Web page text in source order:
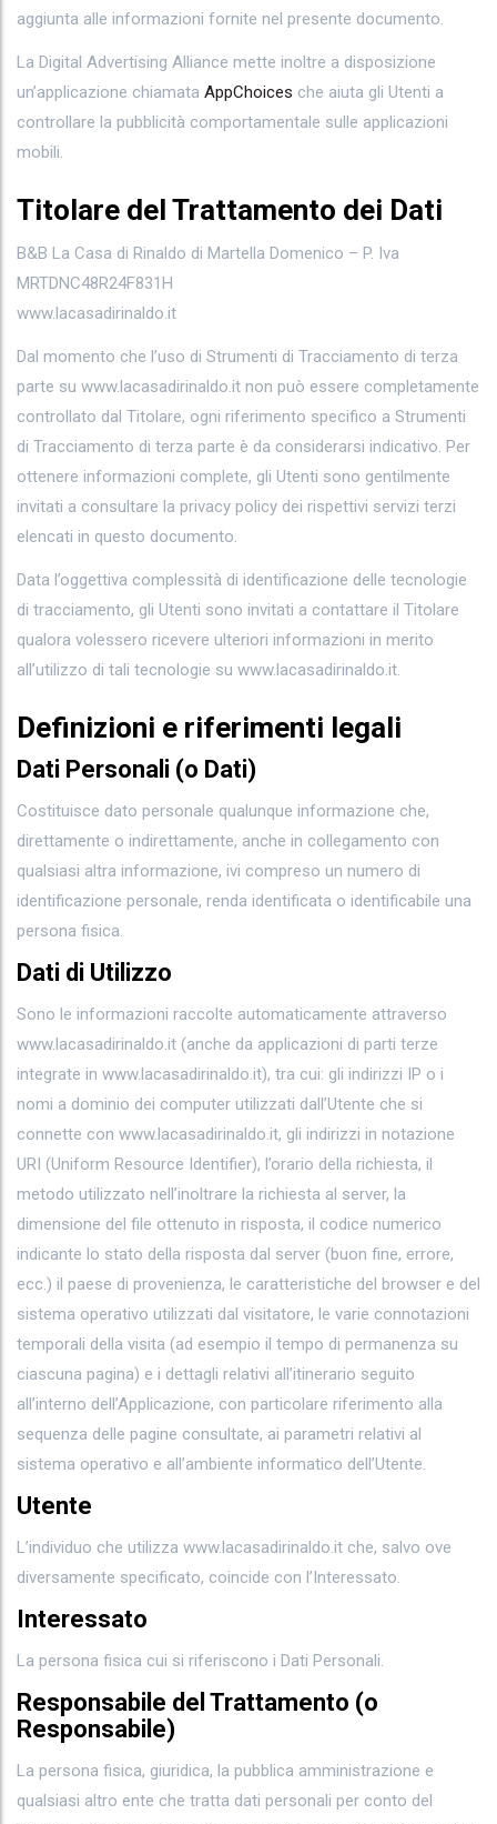
aggiunta alle informazioni fornite nel presente documento.
La Digital Advertising Alliance mette inoltre a disposizione
un’applicazione chiamata AppChoices che aiuta gli Utenti a
controllare la pubblicità comportamentale sulle applicazioni
mobili.
Titolare del Trattamento dei Dati
B&B La Casa di Rinaldo di Martella Domenico – P. Iva
MRTDNC48R24F831H
www.lacasadirinaldo.it
Dal momento che l’uso di Strumenti di Tracciamento di terza
parte su www.lacasadirinaldo.it non può essere completamente
controllato dal Titolare, ogni riferimento specifico a Strumenti
di Tracciamento di terza parte è da considerarsi indicativo. Per
ottenere informazioni complete, gli Utenti sono gentilmente
invitati a consultare la privacy policy dei rispettivi servizi terzi
elencati in questo documento.
Data l’oggettiva complessità di identificazione delle tecnologie
di tracciamento, gli Utenti sono invitati a contattare il Titolare
qualora volessero ricevere ulteriori informazioni in merito
all’utilizzo di tali tecnologie su www.lacasadirinaldo.it.
Definizioni e riferimenti legali
Dati Personali (o Dati)
Costituisce dato personale qualunque informazione che,
direttamente o indirettamente, anche in collegamento con
qualsiasi altra informazione, ivi compreso un numero di
identificazione personale, renda identificata o identificabile una
persona fisica.
Dati di Utilizzo
Sono le informazioni raccolte automaticamente attraverso
www.lacasadirinaldo.it (anche da applicazioni di parti terze
integrate in www.lacasadirinaldo.it), tra cui: gli indirizzi IP o i
nomi a dominio dei computer utilizzati dall’Utente che si
connette con www.lacasadirinaldo.it, gli indirizzi in notazione
URI (Uniform Resource Identifier), l’orario della richiesta, il
metodo utilizzato nell’inoltrare la richiesta al server, la
dimensione del file ottenuto in risposta, il codice numerico
indicante lo stato della risposta dal server (buon fine, errore,
ecc.) il paese di provenienza, le caratteristiche del browser e del
sistema operativo utilizzati dal visitatore, le varie connotazioni
temporali della visita (ad esempio il tempo di permanenza su
ciascuna pagina) e i dettagli relativi all’itinerario seguito
all’interno dell’Applicazione, con particolare riferimento alla
sequenza delle pagine consultate, ai parametri relativi al
sistema operativo e all’ambiente informatico dell’Utente.
Utente
L’individuo che utilizza www.lacasadirinaldo.it che, salvo ove
diversamente specificato, coincide con l’Interessato.
Interessato
La persona fisica cui si riferiscono i Dati Personali.
Responsabile del Trattamento (o
Responsabile)
La persona fisica, giuridica, la pubblica amministrazione e
qualsiasi altro ente che tratta dati personali per conto del